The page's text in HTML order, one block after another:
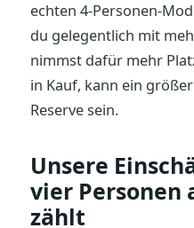
echten 4-Personen-
du gelegentlich mit
nimmst dafür mehr
in Kauf, kann ein
Reserve sein.
Unsere
vier Personen
zählt